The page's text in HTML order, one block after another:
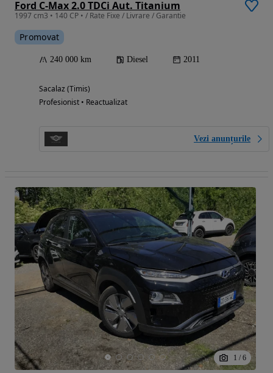
Ford C-Max 2.0 TDCi Aut. Titanium
1997 cm3 • 140 CP • / Rate Fixe / Livrare / Garantie
Promovat
240 000 km Diesel 2011
Sacalaz (Timis)
Profesionist • Reactualizat
Vezi anunțurile
1 / 6